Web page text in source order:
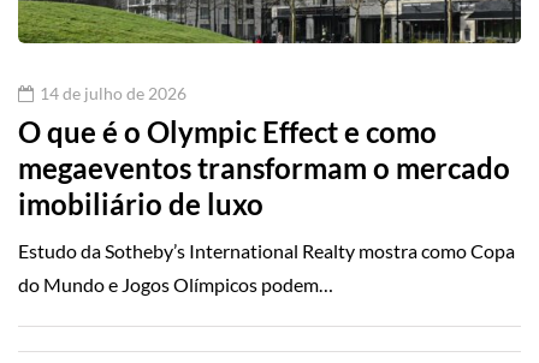
14 de julho de 2026
O que é o Olympic Effect e como
megaeventos transformam o mercado
imobiliário de luxo
Estudo da Sotheby’s International Realty mostra como Copa
do Mundo e Jogos Olímpicos podem…